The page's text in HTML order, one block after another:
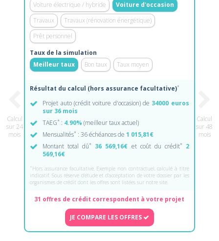
Calcul
sur 24
mois
Voiture électrique / hybride
Voiture d'occasion
Travaux
Travaux (rénovation énergétique)
Prêt personnel
Taux de la simulation
Meilleur taux
Bon taux Taux moyen
Résultat du calcul (hors assurance facultative)*
Projet auto (crédit voiture d'occasion) de 34000 euros
sur 36 mois
TAEG* : 4.90% (meilleur taux actuel)
Mensualités* : 36 échéances de1 015,81€
Montant total dû* 36 569,16€ et coût du crédit*
2
569,16€
* Hors assurance facultative. Exemple non contractuel, calculé à titre
indicatif. Sous réserve d'étude et d'acceptation de votre dossier par les
organismes de crédit dont les offres sont listées sur notre site.
31 offres de crédit correspondent à votre projet
JE COMPARE LES OFFRES
Calcul
sur 48
mois